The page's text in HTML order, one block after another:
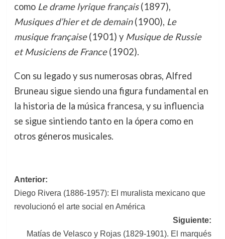
como Le drame lyrique français(1897),
Musiques d’hier et de demain(1900), Le
musique française(1901) y Musique de Russie
et Musiciens de France(1902).
Con su legado y sus numerosas obras, Alfred
Bruneau sigue siendo una figura fundamental en
la historia de la música francesa, y su influencia
se sigue sintiendo tanto en la ópera como en
otros géneros musicales.
Navegación
de
Anterior:
Diego Rivera (1886-1957): El muralista mexicano que
revolucionó el arte social en América
Siguiente:
Matías de Velasco y Rojas (1829-1901). El marqués